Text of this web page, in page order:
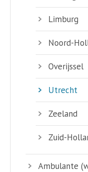
Limburg
Noord-
Overijssel
Utrecht
Zeeland
Zuid-
Ambulante